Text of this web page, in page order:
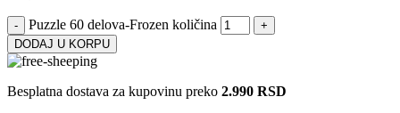
Puzzle 60 delova-Frozen količina
DODAJ U KORPU
Besplatna dostava za kupovinu preko 2.990 RSD